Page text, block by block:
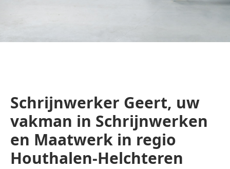
Schrijnwerker Geert, uw
vakman in Schrijnwerken
en Maatwerk in regio
Houthalen-Helchteren